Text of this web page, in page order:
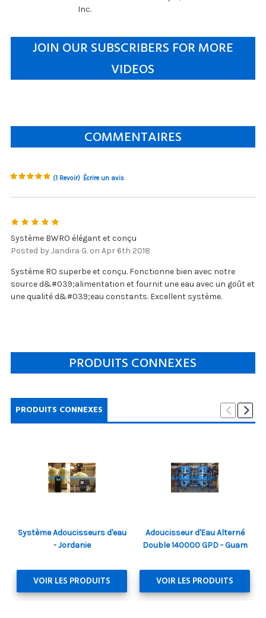
Inc.
JOIN OUR SUBSCRIBERS FOR MORE
VIDEOS
COMMENTAIRES
(1 Revoir) Écrire un avis
Système BWRO élégant et conçu
Posted by Jandira G. on Apr 6th 2018
Système RO superbe et conçu. Fonctionne bien avec notre
source d&#039;alimentation et fournit une eau avec un goût et
une qualité d&#039;eau constants. Excellent système.
PRODUITS CONNEXES
PRODUITS CONNEXES
Système Adoucisseurs d'eau
- Jordanie
VOIR LES PRODUITS
Adoucisseur d'Eau Alterné
Double 140000 GPD - Guam
VOIR LES PRODUITS